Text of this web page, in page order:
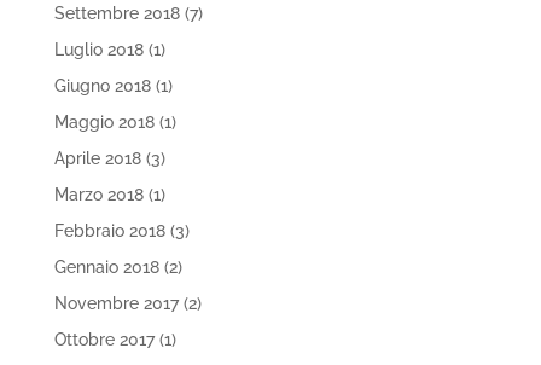
Settembre 2018(7)
Luglio 2018(1)
Giugno 2018(1)
Maggio 2018(1)
Aprile 2018(3)
Marzo 2018(1)
Febbraio 2018(3)
Gennaio 2018(2)
Novembre 2017(2)
Ottobre 2017(1)